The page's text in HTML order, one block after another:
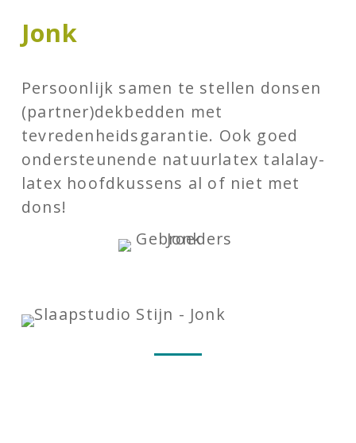
Jonk
Persoonlijk samen te stellen donsen
(partner)dekbedden met
tevredenheidsgarantie. Ook goed
ondersteunende natuurlatex talalay-
latex hoofdkussens al of niet met
dons!